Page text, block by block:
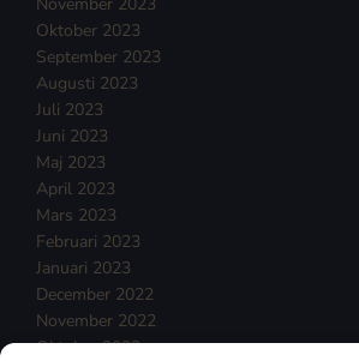
November 2023
Oktober 2023
September 2023
Augusti 2023
Juli 2023
Juni 2023
Maj 2023
April 2023
Mars 2023
Februari 2023
Januari 2023
December 2022
November 2022
Oktober 2022